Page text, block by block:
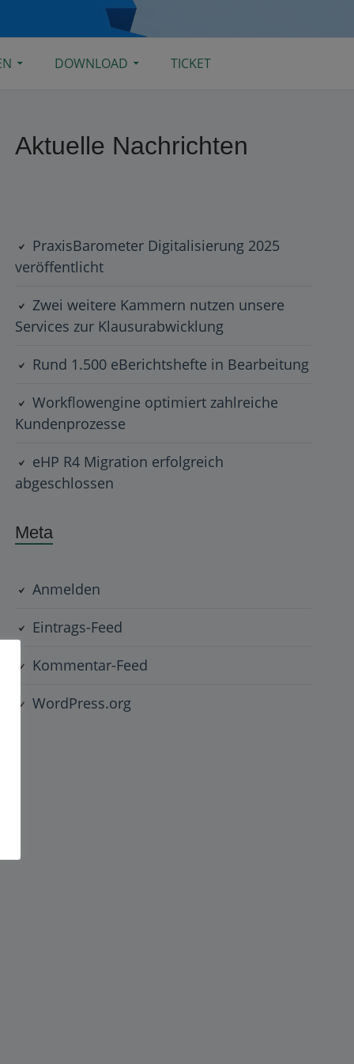
DOWNLOAD TICKET
Primary
Aktuelle Nachrichten
PraxisBarometer Digitalisierung 2025
veröffentlicht
Zwei weitere Kammern nutzen unsere
Services zur Klausurabwicklung
Rund 1.500 eBerichtshefte in Bearbeitung
Workflowengine optimiert zahlreiche
Kundenprozesse
eHP R4 Migration erfolgreich
abgeschlossen
Meta
Anmelden
Eintrags-Feed
Kommentar-Feed
WordPress.org